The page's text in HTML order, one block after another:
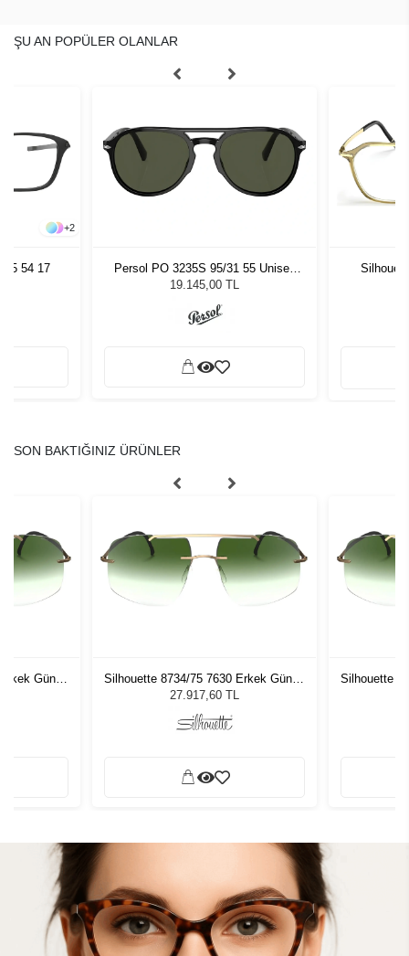
ŞU AN POPÜLER OLANLAR
+2
54 17
Persol PO 3235S 95/31 55 Unisex
Güneş Gözlüğü
19.145,00 TL
SON BAKTIĞINIZ ÜRÜNLER
Güneş
Silhouette 8734/75 7630 Erkek Güneş
Gözlüğü
27.917,60 TL
Silhouette